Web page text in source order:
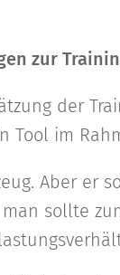
zur
der
Tool im
Aber er
sollte